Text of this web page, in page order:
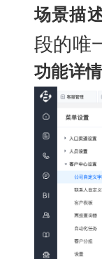
场景描
段的唯
功能详